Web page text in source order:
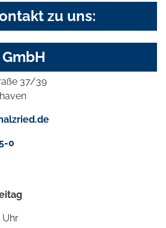
zu uns:
37/39
0
Uhr